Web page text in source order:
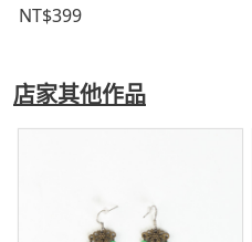
NT$399
店家其他作品